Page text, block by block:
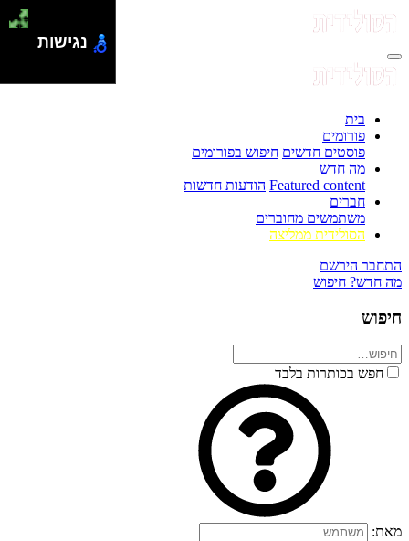
בית
פורומים
פוסטים חדשים חיפוש בפורומים
מה חדש
Featured content הודעות חדשות
חברים
משתמשים מחוברים
הסולידית ממליצה
התחבר הירשם
מה חדש? חיפוש
חיפוש
חפש בכותרות בלבד
מאת:
נגישות